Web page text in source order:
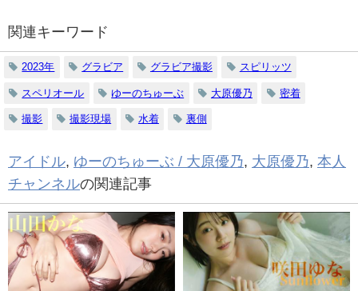
関連キーワード
2023年 グラビア グラビア撮影 スピリッツ
スペリオール ゆーのちゅーぶ 大原優乃 密着
撮影 撮影現場 水着 裏側
アイドル, ゆーのちゅーぶ / 大原優乃, 大原優乃, 本人
チャンネルの関連記事